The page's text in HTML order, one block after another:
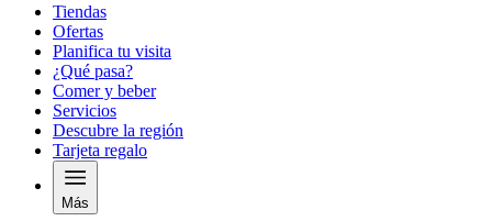
Tiendas
Ofertas
Planifica tu visita
¿Qué pasa?
Comer y beber
Servicios
Descubre la región
Tarjeta regalo
Más